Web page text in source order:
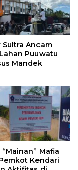
Sultra Ancam
Puuwatu
Mandek
Mafia
Kendari